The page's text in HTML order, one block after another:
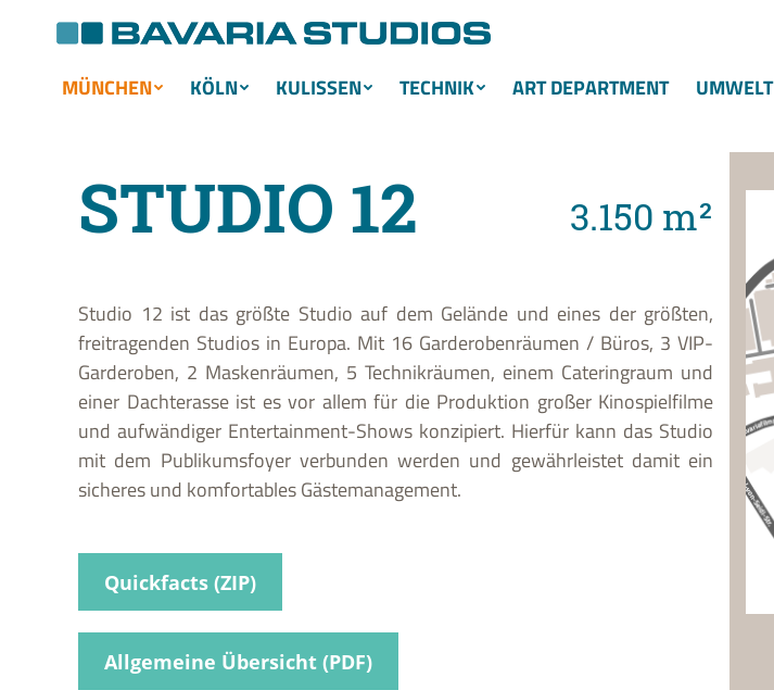
MÜNCHEN KÖLN KULISSEN TECHNIK ART DEPARTMENT UMWELT
STUDIO 12 3.150 m²
Studio 12 ist das größte Studio auf dem Gelände und eines der größten,
freitragenden Studios in Europa. Mit 16 Garderobenräumen / Büros, 3 VIP-
Garderoben, 2 Maskenräumen, 5 Technikräumen, einem Cateringraum und
einer Dachterasse ist es vor allem für die Produktion großer Kinospielfilme
und aufwändiger Entertainment-Shows konzipiert. Hierfür kann das Studio
mit dem Publikumsfoyer verbunden werden und gewährleistet damit ein
sicheres und komfortables Gästemanagement.
Quickfacts (ZIP)
Allgemeine Übersicht (PDF)